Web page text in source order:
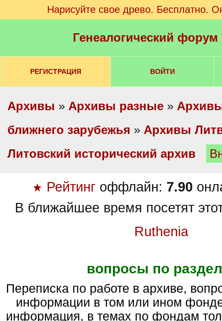
Нарисуйте свое древо. Бесплатно.
Генеалогический
РЕГИСТРАЦИЯ ВОЙТИ
Архивы » Архивы разные »
ближнего зарубежья » Архивы
Литовский исторический архив
★ Рейтинг оффлайн: 7.90
В ближайшее время посетят
Ruthenia
вопросы по
переписка по работе в архиве, вопросы по наличию
информации в том или ином
информация, в темах по фондам